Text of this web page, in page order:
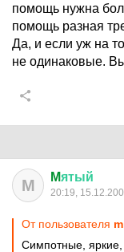
помощь нужна
помощь разная
Да, и если уж на
не одинаковые.
M Mятый
20:19,
От пользователя
Симпотные,